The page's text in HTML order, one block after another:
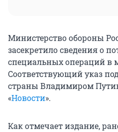
Министерство обороны
засекретило сведения о
специальных операций в
Соответствующий указ
страны Владимиром
«Новости».
Как отмечает издание,